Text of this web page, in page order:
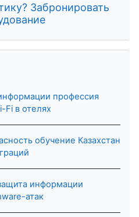
Забронировать
профессия
Fi в отелях
обучение Казахстан
информации
атак